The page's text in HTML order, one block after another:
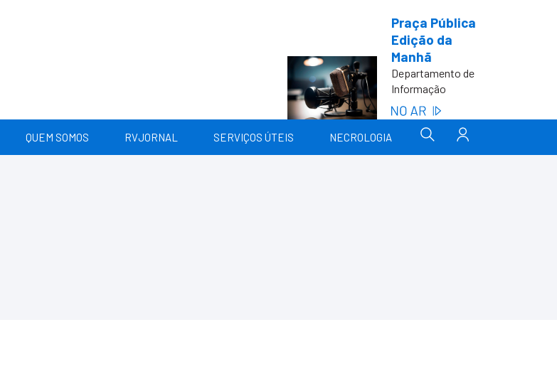
Praça Pública
Edição da
Manhã
Departamento de
Informação
QUEM SOMOS RVJORNAL SERVIÇOS ÚTEIS NECROLOGIA